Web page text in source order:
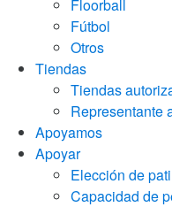
Floorball
Fútbol
Otros
Tiendas
Tiendas
Representante
Apoyamos
Apoyar
Elección de
Capacidad de